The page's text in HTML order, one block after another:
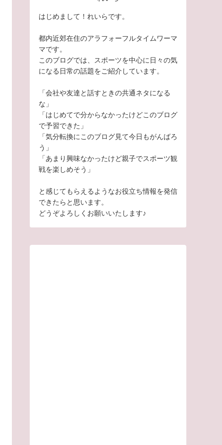
はじめまして！れいらです。
都内近郊在住のアラフォーフルタイムワーマ
マです。
このブログでは、スポーツを中心に日々の気
になる日常の話題をご紹介しています。
「会社や友達と話すときの共通ネタになる
な」
「はじめてで分からなかったけどこのブログ
で予習できた」
「気分転換にこのブログ見て今日もがんばろ
う」
「あまり興味なかったけど親子でスポーツ観
戦を楽しめそう」
と感じてもらえるようなお役立ち情報を発信
できたらと思います。
どうぞよろしくお願いいたします♪